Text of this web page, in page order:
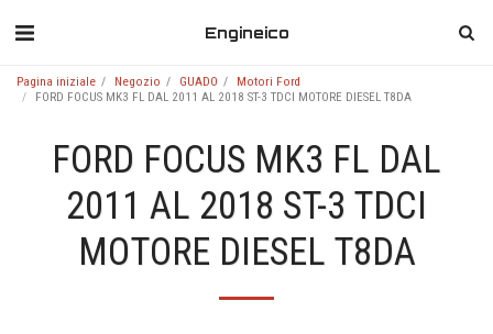
Engineico
Pagina iniziale Negozio GUADO
Motori Ford
FORD FOCUS MK3 FL DAL 2011 AL 2018 ST-3 TDCI MOTORE DIESEL T8DA
FORD FOCUS MK3 FL DAL
2011 AL 2018 ST-3 TDCI
MOTORE DIESEL T8DA